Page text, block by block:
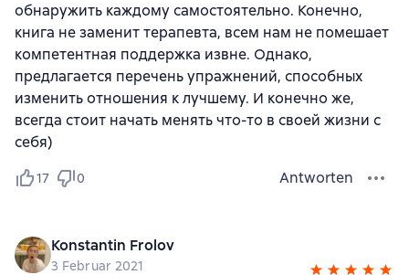
обнаружить каждому самостоятельно. Конечно,
книга не заменит терапевта, всем нам не помешает
компетентная поддержка извне. Однако,
предлагается перечень упражнений, способных
изменить отношения к лучшему. И конечно же,
всегда стоит начать менять что-то в своей жизни с
себя)
17 0 Antworten
Konstantin Frolov
3 Februar 2021